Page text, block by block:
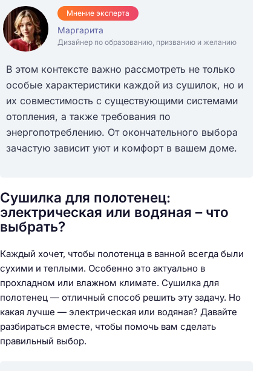
Мнение эксперта
Маргарита
Дизайнер по образованию, призванию и желанию
В этом контексте важно рассмотреть не только
особые характеристики каждой из сушилок, но и
их совместимость с существующими системами
отопления, а также требования по
энергопотреблению. От окончательного выбора
зачастую зависит уют и комфорт в вашем доме.
Сушилка для полотенец:
электрическая или водяная – что
выбрать?
Каждый хочет, чтобы полотенца в ванной всегда были
сухими и теплыми. Особенно это актуально в
прохладном или влажном климате. Сушилка для
полотенец — отличный способ решить эту задачу. Но
какая лучше — электрическая или водяная? Давайте
разбираться вместе, чтобы помочь вам сделать
правильный выбор.